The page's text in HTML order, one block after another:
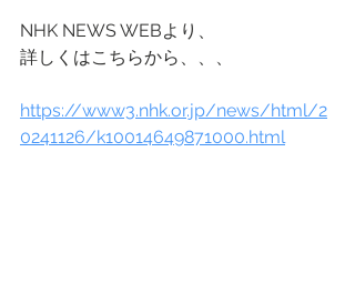
NHK NEWS WEBより、
詳しくはこちらから、、、
https://www3.nhk.or.jp/news/html/2
0241126/k10014649871000.html